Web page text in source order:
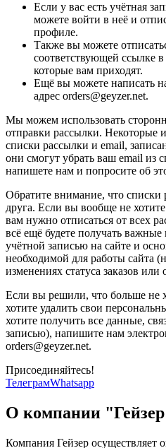
Если у вас есть учётная
можете войти в неё и
профиле.
Также вы можете
соответствующей ссылке
которые вам приходят.
Ещё вы можете написать
адрес orders@geyzer.net.
Мы можем использовать
отправки рассылки. Некоторые
списки рассылки и email,
они смогут убрать ваш email из
напишете нам и попросите об
Обратите внимание, что списки
друга. Если вы вообще не
вам нужно отписаться от всех
всё ещё будете получать
учётной записью на сайте и
необходимой для работы сайта
изменениях статуса заказов или
Если вы решили, что больше не
хотите удалить свои
хотите получить все данные,
записью), напишите нам
orders@geyzer.net.
Присоединяйтесь!
ТелеграмWhatsapp
О компании
Компания Гейзер осуществляет